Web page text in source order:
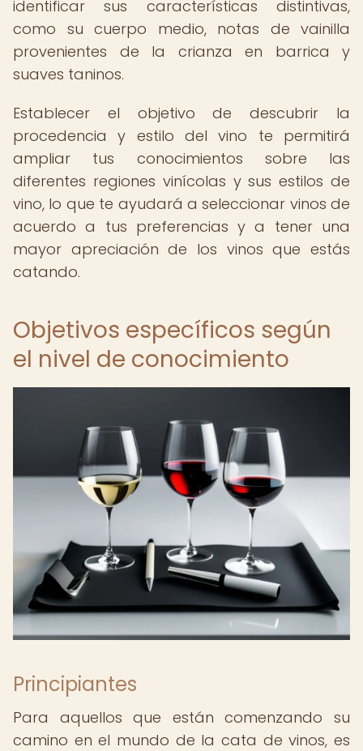
identificar sus características distintivas,
como su cuerpo medio, notas de vainilla
provenientes de la crianza en barrica y
suaves taninos.
Establecer el objetivo de descubrir la
procedencia y estilo del vino te permitirá
ampliar tus conocimientos sobre las
diferentes regiones vinícolas y sus estilos de
vino, lo que te ayudará a seleccionar vinos de
acuerdo a tus preferencias y a tener una
mayor apreciación de los vinos que estás
catando.
Objetivos específicos según
el nivel de conocimiento
Principiantes
Para aquellos que están comenzando su
camino en el mundo de la cata de vinos, es